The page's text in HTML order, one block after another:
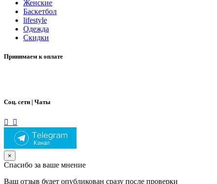
Женские
Баскетбол
lifestyle
Одежда
Скидки
Принимаем к оплате
Соц. сети | Чаты
×
Спасибо за ваше мнение
Ваш отзыв будет опубликован сразу после проверки